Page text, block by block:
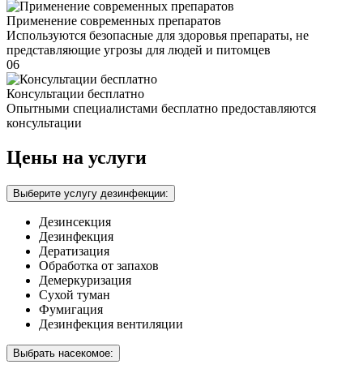
Применение современных препаратов
Используются безопасные для здоровья препараты, не
представляющие угрозы для людей и питомцев
06
Консультации бесплатно
Опытными специалистами бесплатно предоставляются
консультации
Цены на услуги
Выберите услугу дезинфекции:
Дезинсекция
Дезинфекция
Дератизация
Обработка от запахов
Демеркуризация
Сухой туман
Фумигация
Дезинфекция вентиляции
Выбрать насекомое: